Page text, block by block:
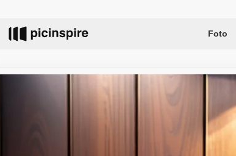
Foto